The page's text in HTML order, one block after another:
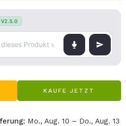
V2.5.0
KAUFE JETZT
Mo., Aug. 10 – Do., Aug. 13